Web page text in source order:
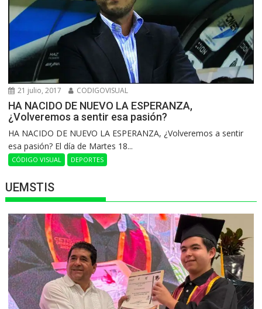
21 julio, 2017 CODIGOVISUAL
HA NACIDO DE NUEVO LA ESPERANZA,
¿Volveremos a sentir esa pasión?
HA NACIDO DE NUEVO LA ESPERANZA, ¿Volveremos a sentir
esa pasión? El día de Martes 18...
CÓDIGO VISUAL DEPORTES
UEMSTIS